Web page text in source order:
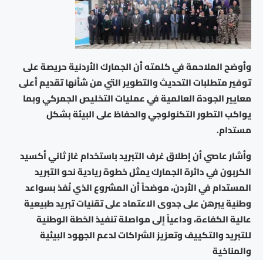
وأوضح الملاحمة في كلمته أن الجمارك الأردنية حريصة على
توفير متطلبات التحديث والتطوير التي من شأنها تقديم أعلى
معايير الجودة العالمية في عمليات التخليص الجمركي وبما
يواكب التطور التكنولوجي والحفاظ على البيئة بشكل
مستدام.
وأشار عاصي أن إطلاق غرف التبريد باستخدام غاز ثاني أكسيد
الكربون في دائرة الجمارك يمثل خطوة ريادية نحو التبريد
المستدام في الأردن، موضحاً أن المشروع الذي نُفذ بسواعد
وطنية يبرهن على جدوى الاعتماد على تقنيات تبريد طبيعية
عالية الكفاءة، وداعياً إلى مواصلة تنفيذ الخطة الوطنية
للتبريد والتكييف وتعزيز الشراكات لدعم الجهود البيئية
والمناخية